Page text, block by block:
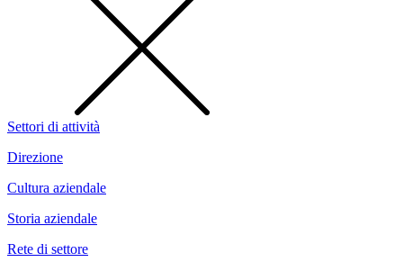
Settori di attività
Direzione
Cultura aziendale
Storia aziendale
Rete di settore